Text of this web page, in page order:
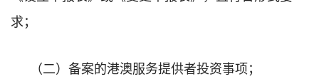
求；
（二）备案的港澳服务提供者投资事项；